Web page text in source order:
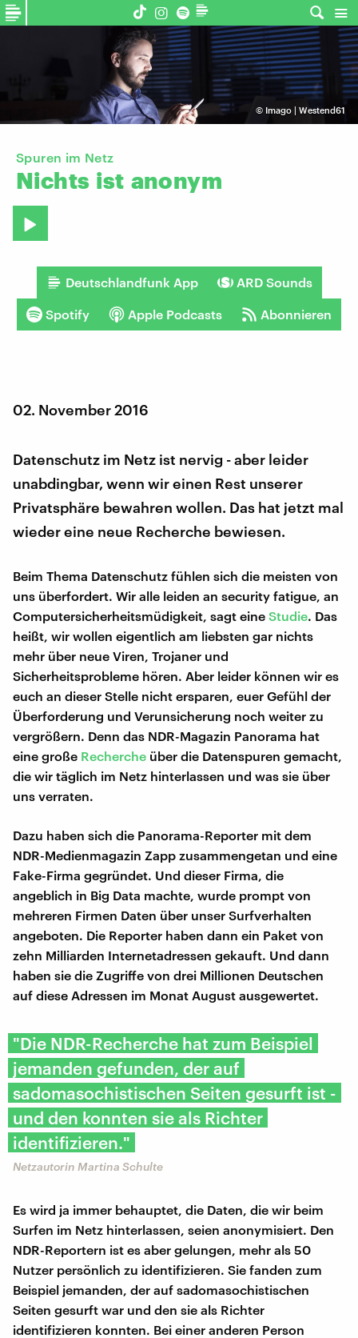
© Imago | Westend61
Spuren im Netz
Nichts ist anonym
Deutschlandfunk App ARD Sounds
Spotify Apple Podcasts Abonnieren
02. November 2016
Datenschutz im Netz ist nervig - aber leider
unabdingbar, wenn wir einen Rest unserer
Privatsphäre bewahren wollen. Das hat jetzt mal
wieder eine neue Recherche bewiesen.
Beim Thema Datenschutz fühlen sich die meisten von
uns überfordert. Wir alle leiden an security fatigue, an
Computersicherheitsmüdigkeit, sagt eine Studie. Das
heißt, wir wollen eigentlich am liebsten gar nichts
mehr über neue Viren, Trojaner und
Sicherheitsprobleme hören. Aber leider können wir es
euch an dieser Stelle nicht ersparen, euer Gefühl der
Überforderung und Verunsicherung noch weiter zu
vergrößern. Denn das NDR-Magazin Panorama hat
eine große Recherche über die Datenspuren gemacht,
die wir täglich im Netz hinterlassen und was sie über
uns verraten.
Dazu haben sich die Panorama-Reporter mit dem
NDR-Medienmagazin Zapp zusammengetan und eine
Fake-Firma gegründet. Und dieser Firma, die
angeblich in Big Data machte, wurde prompt von
mehreren Firmen Daten über unser Surfverhalten
angeboten. Die Reporter haben dann ein Paket von
zehn Milliarden Internetadressen gekauft. Und dann
haben sie die Zugriffe von drei Millionen Deutschen
auf diese Adressen im Monat August ausgewertet.
"Die NDR-Recherche hat zum Beispiel
jemanden gefunden, der auf
sadomasochistischen Seiten gesurft ist -
und den konnten sie als Richter
identifizieren."
Netzautorin Martina Schulte
Es wird ja immer behauptet, die Daten, die wir beim
Surfen im Netz hinterlassen, seien anonymisiert. Den
NDR-Reportern ist es aber gelungen, mehr als 50
Nutzer persönlich zu identifizieren. Sie fanden zum
Beispiel jemanden, der auf sadomasochistischen
Seiten gesurft war und den sie als Richter
identifizieren konnten. Bei einer anderen Person